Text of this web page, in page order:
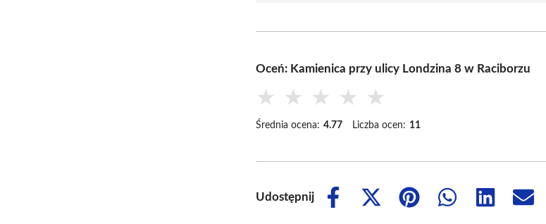
Oceń: Kamienica przy ulicy Londzina 8 w Raciborzu
★ ★ ★ ★ ★
Średnia ocena: 4.77 Liczba ocen: 11
Udostępnij
Share
Share
Share
Share
Share
Share